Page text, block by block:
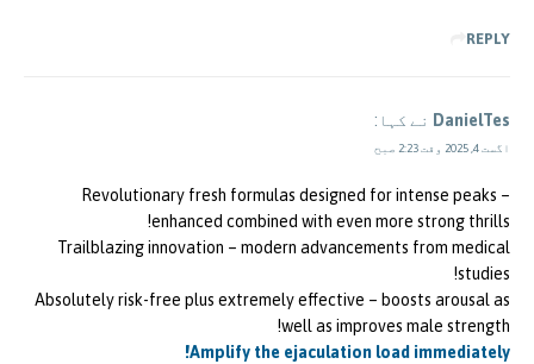
REPLY
DanielTes نے کہا:
اگست 4, 2025 وقت 2:23 صبح
Revolutionary fresh formulas designed for intense peaks –
enhanced combined with even more strong thrills!
Trailblazing innovation – modern advancements from medical
studies!
Absolutely risk-free plus extremely effective – boosts arousal as
well as improves male strength!
Amplify the ejaculation load immediately!